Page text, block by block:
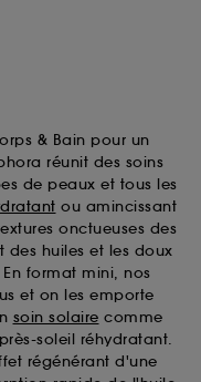
& Bain pour un
réunit des soins
de peaux et tous les
ou amincissant
onctueuses des
huiles et les doux
format mini, nos
et on les emporte
soin solaire comme
soleil réhydratant.
régénérant d'une